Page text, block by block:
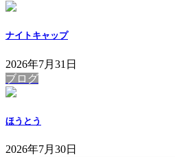
ナイトキャップ
2026年7月31日
ブログ
ほうとう
2026年7月30日